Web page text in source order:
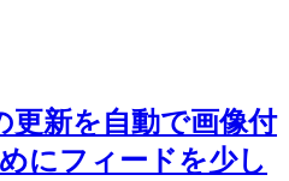
更新を自動で画像付
にフィードを少し